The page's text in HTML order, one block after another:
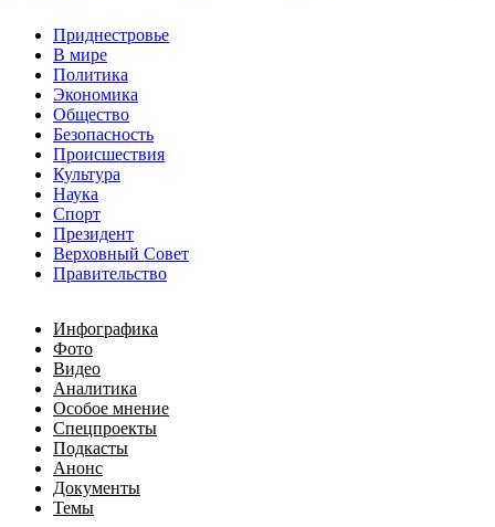
Приднестровье
В мире
Политика
Экономика
Общество
Безопасность
Происшествия
Культура
Наука
Спорт
Президент
Верховный Совет
Правительство
Инфографика
Фото
Видео
Аналитика
Особое мнение
Спецпроекты
Подкасты
Анонс
Документы
Темы